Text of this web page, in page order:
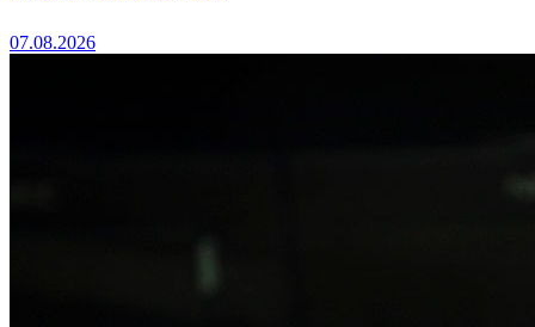
07.08.2026